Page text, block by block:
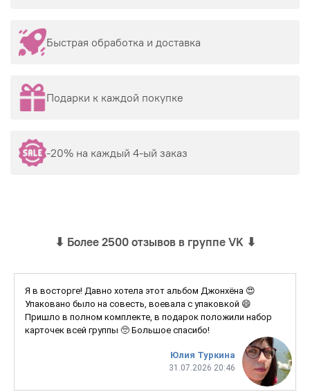
Быстрая обработка и доставка
Подарки к каждой покупке
-20% на каждый 4-ый заказ
⬇ Более 2500 отзывов в группе VK ⬇
Юлия Туркина
31.07.2026 20:46
Я в восторге! Давно хотела этот альбом Джонхёна 😍
Упаковано было на совесть, воевала с упаковкой 😄
Пришло в полном комплекте, в подарок положили набор
карточек всей группы 🥺 Большое спасибо!